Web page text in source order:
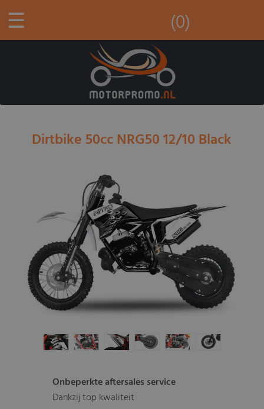
☰ (0)
Dirtbike 50cc NRG50 12/10 Black
Onbeperkte aftersales service
Dankzij top kwaliteit